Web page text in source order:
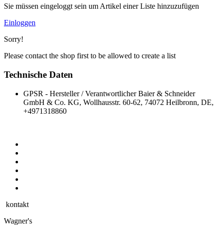
Sie müssen eingeloggt sein um Artikel einer Liste hinzuzufügen
Einloggen
Sorry!
Please contact the shop first to be allowed to create a list
Technische Daten
GPSR - Hersteller / Verantwortlicher Baier & Schneider
GmbH & Co. KG, Wollhausstr. 60-62, 74072 Heilbronn, DE,
+4971318860
kontakt
Wagner's